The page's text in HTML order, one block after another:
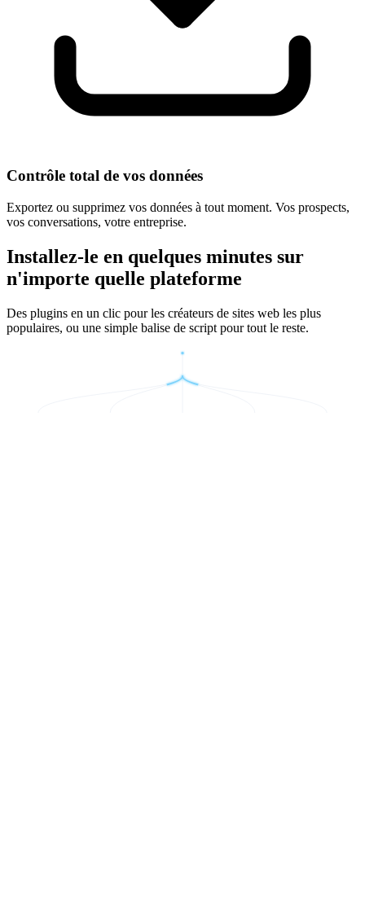
Contrôle total de vos données
Exportez ou supprimez vos données à tout moment. Vos prospects,
vos conversations, votre entreprise.
Installez-le en quelques minutes sur
n'importe quelle plateforme
Des plugins en un clic pour les créateurs de sites web les plus
populaires, ou une simple balise de script pour tout le reste.